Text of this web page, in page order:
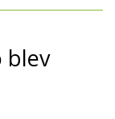
blev